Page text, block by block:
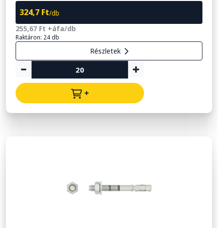
324,7 Ft/db
255,67 Ft +áfa/db
Raktáron: 24 db
Részletek
+